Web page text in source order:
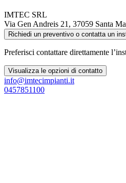
IMTEC SRL
Via Gen Andreis 21, 37059 Santa
Richiedi un preventivo o contatta un
Preferisci contattare direttamente
Visualizza le opzioni di contatto
info@imtecimpianti.it
0457851100